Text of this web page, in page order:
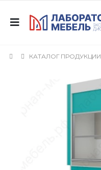
КАТАЛОГ ПРОДУКЦИИ